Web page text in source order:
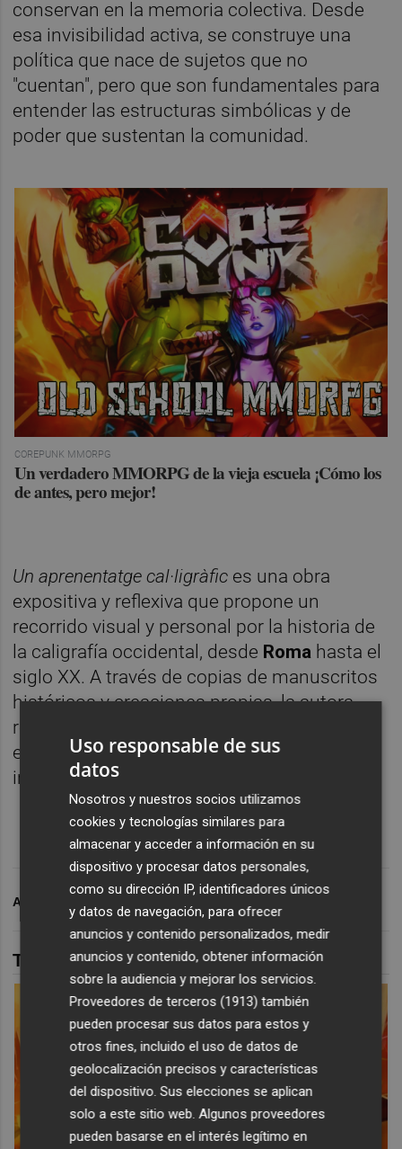
conservan en la memoria colectiva. Desde
esa invisibilidad activa, se construye una
política que nace de sujetos que no
"cuentan", pero que son fundamentales para
entender las estructuras simbólicas y de
poder que sustentan la comunidad.
COREPUNK MMORPG
Un verdadero MMORPG de la vieja escuela ¡Cómo los
de antes, pero mejor!
Un aprenentatge cal·ligràfic es una obra
expositiva y reflexiva que propone un
recorrido visual y personal por la historia de
la caligrafía occidental, desde Roma hasta el
siglo XX. A través de copias de manuscritos
históricos y creaciones propias, la autora
reivindica la caligrafía como medio de
expresión artística y herramienta de
introspección.
ARCHIVADO EN
TAMBIÉN TE PUEDE INTERESAR
Uso responsable de sus
datos
Nosotros y nuestros socios utilizamos
cookies y tecnologías similares para
almacenar y acceder a información en su
dispositivo y procesar datos personales,
como su dirección IP, identificadores únicos
y datos de navegación, para ofrecer
anuncios y contenido personalizados, medir
anuncios y contenido, obtener información
sobre la audiencia y mejorar los servicios.
Proveedores de terceros (1913) también
pueden procesar sus datos para estos y
otros fines, incluido el uso de datos de
geolocalización precisos y características
del dispositivo. Sus elecciones se aplican
solo a este sitio web. Algunos proveedores
pueden basarse en el interés legítimo en